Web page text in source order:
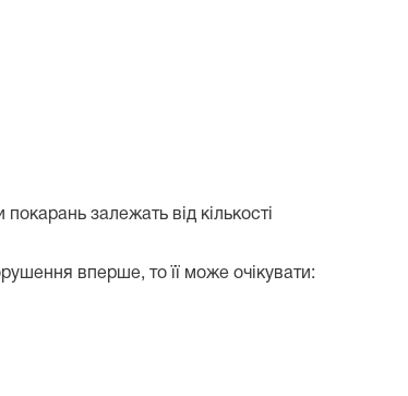
залежать від кількості
вперше, то її може очікувати: